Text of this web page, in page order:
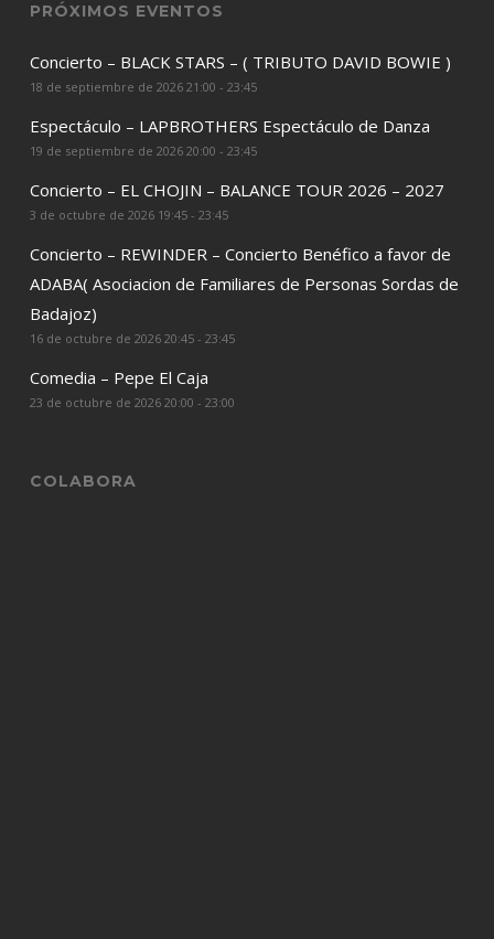
PRÓXIMOS EVENTOS
Concierto – BLACK STARS – ( TRIBUTO DAVID BOWIE )
18 de septiembre de 2026 21:00 - 23:45
Espectáculo – LAPBROTHERS Espectáculo de Danza
19 de septiembre de 2026 20:00 - 23:45
Concierto – EL CHOJIN – BALANCE TOUR 2026 – 2027
3 de octubre de 2026 19:45 - 23:45
Concierto – REWINDER – Concierto Benéfico a favor de
ADABA( Asociacion de Familiares de Personas Sordas de
Badajoz)
16 de octubre de 2026 20:45 - 23:45
Comedia – Pepe El Caja
23 de octubre de 2026 20:00 - 23:00
COLABORA